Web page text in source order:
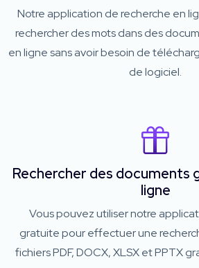
Notre application de recherche en
rechercher des mots dans des
en ligne sans avoir besoin de
de logiciel.
Rechercher des documents
ligne
Vous pouvez utiliser notre
gratuite pour effectuer une
fichiers PDF, DOCX, XLSX et PPTX